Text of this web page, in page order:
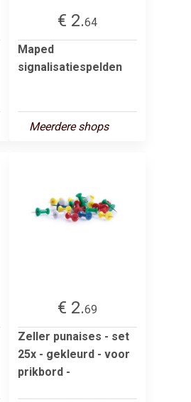
€ 2.64
Maped
signalisatiespelden
Meerdere shops
€ 2.69
Zeller punaises - set
25x - gekleurd - voor
prikbord -